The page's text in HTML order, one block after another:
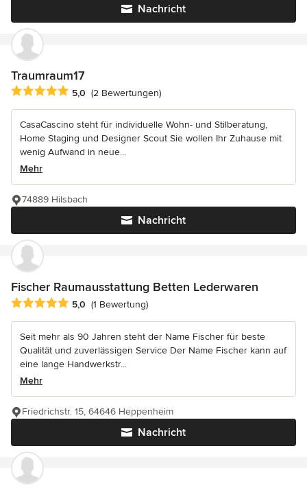
Nachricht
Traumraum17
Durchschnittliche Bewertung: 5 von 5 Sternen
5,0 (2 Bewertungen)
CasaCascino steht für individuelle Wohn- und Stilberatung,
Home Staging und Designer Scout Sie wollen Ihr Zuhause mit
wenig Aufwand in neue...
Mehr
Nachricht
74889 Hilsbach
Fischer Raumausstattung Betten Lederwaren
Durchschnittliche Bewertung: 5 von 5 Sternen
5,0 (1 Bewertung)
Seit mehr als 90 Jahren steht der Name Fischer für beste
Qualität und zuverlässigen Service Der Name Fischer kann auf
eine lange Handwerkstr...
Mehr
Nachricht
Friedrichstr. 15, 64646 Heppenheim